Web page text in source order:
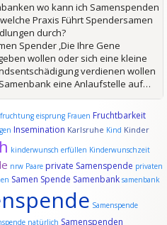
wo kann ich Samenspenden
Praxis Führt Spendersamen
durch?
Spender ,Die Ihre Gene
wollen oder sich eine kleine
verdienen wollen
eine Anlaufstelle auf…
eisprung Frauen Fruchtbarkeit
Insemination Karlsruhe Kind Kinder
kinderwunsch erfüllen Kinderwunschzeit
nrw Paare private Samenspende privaten
Samen Spende Samenbank samenbank
Samenspende
natürlich Samenspenden